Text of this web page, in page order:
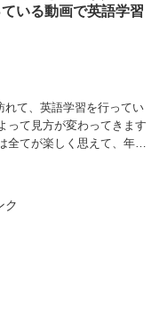
いる動画で英語学習
て、英語学習を行ってい
って見方が変わってきます
全てが楽しく思えて、年齢
ク